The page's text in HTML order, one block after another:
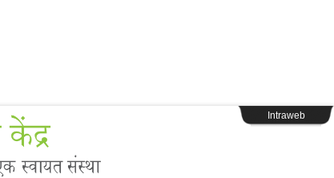
Intraweb